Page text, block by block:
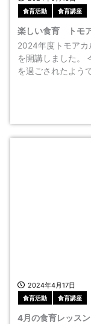
食育活動 食育講座
楽しい食育 トモ
2024年度トモアカ
を開講しました。
を過ごされたよう
2024年4月17日
食育活動 食育講座
4月の食育レッス